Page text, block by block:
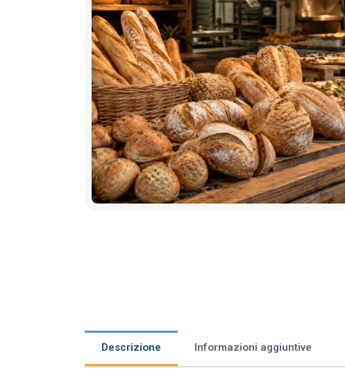
Descrizione Informazioni aggiuntive